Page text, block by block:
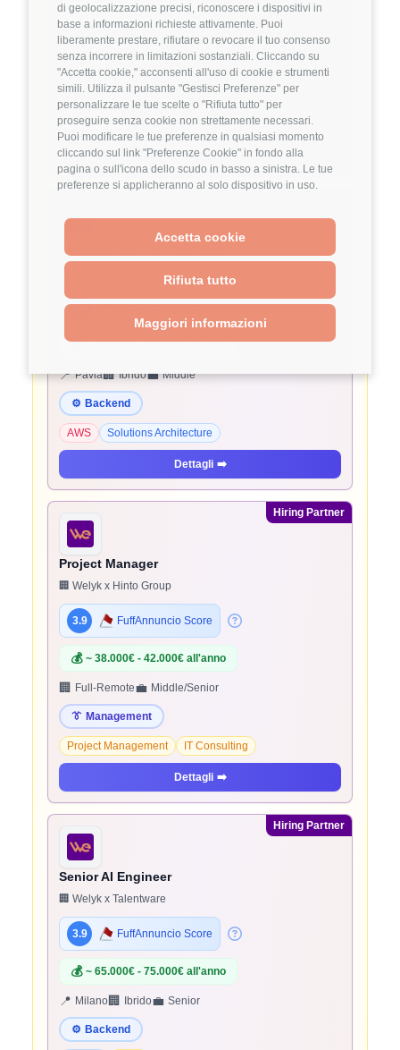
di geolocalizzazione precisi, riconoscere i dispositivi in
base a informazioni richieste attivamente. Puoi
liberamente prestare, rifiutare o revocare il tuo consenso
senza incorrere in limitazioni sostanziali. Cliccando su
"Accetta cookie," acconsenti all'uso di cookie e strumenti
simili. Utilizza il pulsante "Gestisci Preferenze" per
personalizzare le tue scelte o "Rifiuta tutto" per
proseguire senza cookie non strettamente necessari.
Puoi modificare le tue preferenze in qualsiasi momento
cliccando sul link "Preferenze Cookie" in fondo alla
pagina o sull'icona dello scudo in basso a sinistra. Le tue
preferenze si applicheranno al solo dispositivo in uso.
Accetta cookie
Rifiuta tutto
Maggiori informazioni
💰 Fino a 85.000€ all'anno
📍 Milano🏢 On-Site (fase iniziale) poi Ibrido
💼 Middle/Senior
⚙️ Backend
TypeScript Node.js
Dettagli ➡️
Technical Account Manager
3.9 FuffAnnuncio Score
💰 ~ 45.000€ - 45.000€ all'anno
📍 Pavia🏢 Ibrido💼 Middle
⚙️ Backend
AWS Solutions Architecture
Dettagli ➡️
Hiring Partner
Project Manager
🏢 Welyk x Hinto Group
3.9 FuffAnnuncio Score
💰 ~ 38.000€ - 42.000€ all'anno
🏢 Full-Remote💼 Middle/Senior
👔 Management
Project Management IT Consulting
Dettagli ➡️
Hiring Partner
Senior AI Engineer
🏢 Welyk x Talentware
3.9 FuffAnnuncio Score
💰 ~ 65.000€ - 75.000€ all'anno
📍 Milano🏢 Ibrido💼 Senior
⚙️ Backend